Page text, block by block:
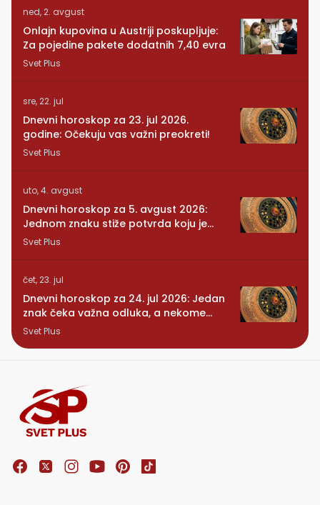
ned, 2. avgust
Onlajn kupovina u Austriji poskupljuje:
Za pojedine pakete dodatnih 7,40 evra
Svet Plus
sre, 22. jul
Dnevni horoskop za 23. jul 2026.
godine: Očekuju vas važni preokreti!
Svet Plus
uto, 4. avgust
Dnevni horoskop za 5. avgust 2026:
Jednom znaku stiže potvrda koju je
dugo čekao
Svet Plus
čet, 23. jul
Dnevni horoskop za 24. jul 2026: Jedan
znak čeka važna odluka, a nekome
stiže iznenađenje
Svet Plus